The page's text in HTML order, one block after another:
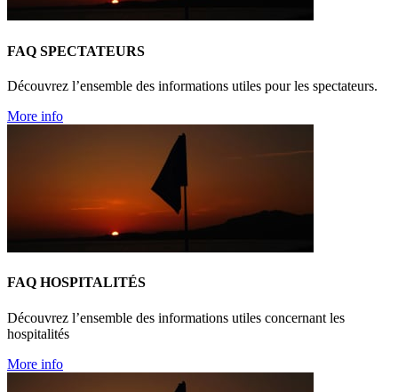
FAQ SPECTATEURS
Découvrez l’ensemble des informations utiles pour les spectateurs.
More info
FAQ HOSPITALITÉS
Découvrez l’ensemble des informations utiles concernant les
hospitalités
More info